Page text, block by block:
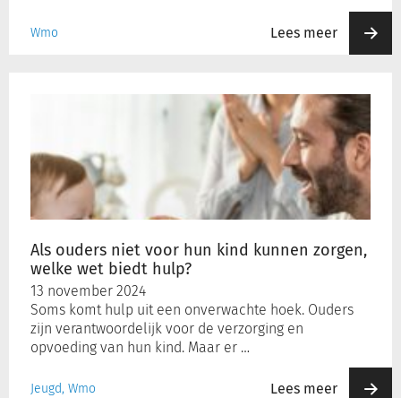
Wmo Lees meer
Als ouders niet voor hun kind kunnen zorgen,
welke wet biedt hulp?
13 november 2024
Soms komt hulp uit een onverwachte hoek. Ouders
zijn verantwoordelijk voor de verzorging en
opvoeding van hun kind. Maar er …
Jeugd, Wmo Lees meer
hun
kind
kunnen
zorgen,
welke
wet
biedt
hulp?